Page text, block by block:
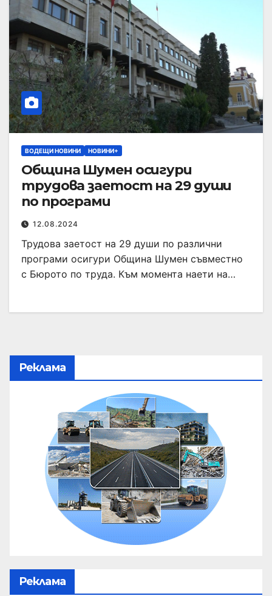
ВОДЕЩИ НОВИНИ НОВИНИ+
Община Шумен осигури
трудова заетост на 29 души
по програми
12.08.2024
Трудова заетост на 29 души по различни
програми осигури Община Шумен съвместно
с Бюрото по труда. Към момента наети на…
Реклама
Реклама